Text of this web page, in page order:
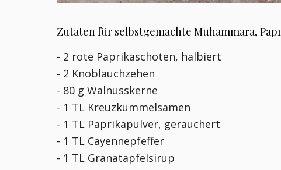
Zutaten für selbstgemachte Muhammara,
- 2 rote Paprikaschoten, halbiert
- 2 Knoblauchzehen
- 80 g Walnusskerne
- 1 TL Kreuzkümmelsamen
- 1 TL Paprikapulver, geräuchert
- 1 TL Cayennepfeffer
- 1 TL Granatapfelsirup